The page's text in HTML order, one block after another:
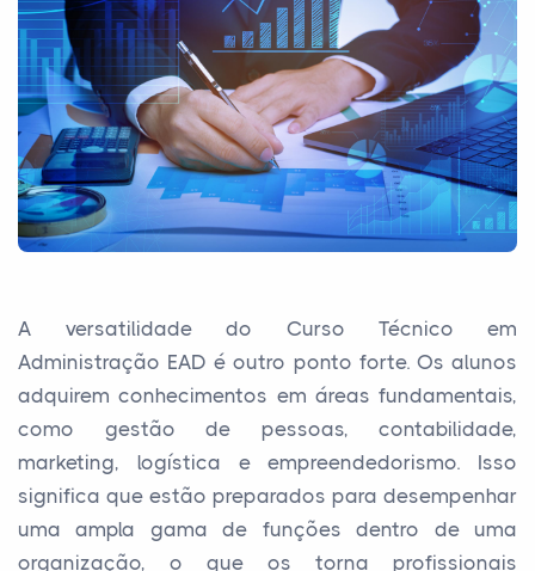
A versatilidade do Curso Técnico em
Administração EAD é outro ponto forte. Os alunos
adquirem conhecimentos em áreas fundamentais,
como gestão de pessoas, contabilidade,
marketing, logística e empreendedorismo. Isso
significa que estão preparados para desempenhar
uma ampla gama de funções dentro de uma
organização, o que os torna profissionais